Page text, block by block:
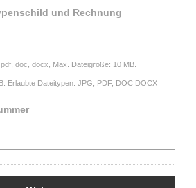
und Rechnung
doc, docx, Max. Dateigröße: 10 MB.
Erlaubte Dateitypen: JPG, PDF, DOC DOCX